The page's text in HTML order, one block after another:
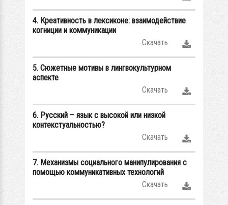
4. Креативность в лексиконе: взаимодействие
когниции и коммуникации
Скачать
5. Сюжетные мотивы в лингвокультурном
аспекте
Скачать
6. Русский – язык с высокой или низкой
контекстуальностью?
Скачать
7. Механизмы социального манипулирования с
помощью коммуникативных технологий
Скачать